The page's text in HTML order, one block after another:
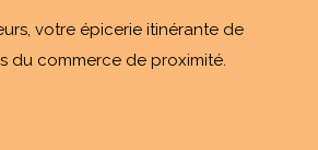
votre épicerie itinérante de
du commerce de proximité.